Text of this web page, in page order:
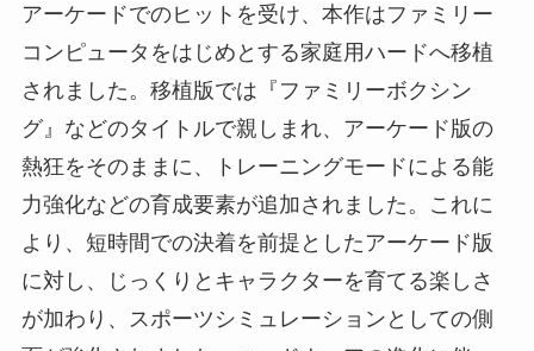
アーケードでのヒットを受け、本作はファミリー
コンピュータをはじめとする家庭用ハードへ移植
されました。移植版では『ファミリーボクシン
グ』などのタイトルで親しまれ、アーケード版の
熱狂をそのままに、トレーニングモードによる能
力強化などの育成要素が追加されました。これに
より、短時間での決着を前提としたアーケード版
に対し、じっくりとキャラクターを育てる楽しさ
が加わり、スポーツシミュレーションとしての側